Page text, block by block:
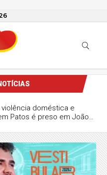
doméstica e
Patos é preso em João